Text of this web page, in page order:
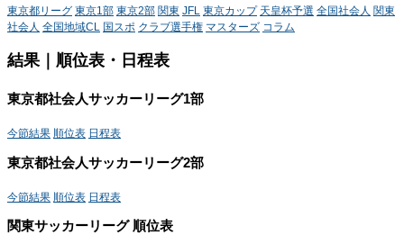
東京都リーグ 東京1部 東京2部 関東 JFL 東京カップ 天皇杯予選 全国社会人 関東
社会人 全国地域CL 国スポ クラブ選手権 マスターズ コラム
結果｜順位表・日程表
東京都社会人サッカーリーグ1部
今節結果 順位表 日程表
東京都社会人サッカーリーグ2部
今節結果 順位表 日程表
関東サッカーリーグ 順位表